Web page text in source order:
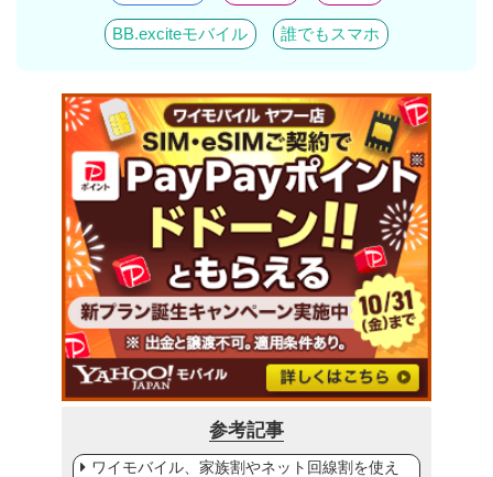
BB.exciteモバイル 誰でもスマホ
参考記事
ワイモバイル、家族割やネット回線割を使え